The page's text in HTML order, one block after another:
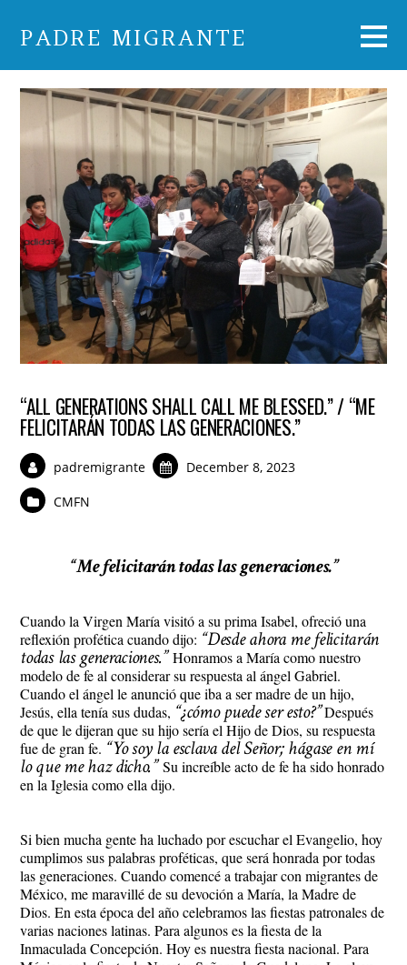
PADRE MIGRANTE
“ALL GENERATIONS SHALL CALL ME BLESSED.” / “ME
FELICITARÁN TODAS LAS GENERACIONES.”
padremigrante December 8, 2023
CMFN
“Me felicitarán todas las generaciones.”
Cuando la Virgen María visitó a su prima Isabel, ofreció una
reflexión profética cuando dijo: “Desde ahora me felicitarán
todas las generaciones.”Honramos a María como nuestro
modelo de fe al considerar su respuesta al ángel Gabriel.
Cuando el ángel le anunció que iba a ser madre de un hijo,
Jesús, ella tenía sus dudas, “¿cómo puede ser esto?”Después
de que le dijeran que su hijo sería el Hijo de Dios, su respuesta
fue de gran fe. “Yo soy la esclava del Señor; hágase en mí
lo que me haz dicho.”Su increíble acto de fe ha sido honrado
en la Iglesia como ella dijo.
Si bien mucha gente ha luchado por escuchar el Evangelio, hoy
cumplimos sus palabras proféticas, que será honrada por todas
las generaciones. Cuando comencé a trabajar con migrantes de
México, me maravillé de su devoción a María, la Madre de
Dios. En esta época del año celebramos las fiestas patronales de
varias naciones latinas. Para algunos es la fiesta de la
Inmaculada Concepción. Hoy es nuestra fiesta nacional. Para